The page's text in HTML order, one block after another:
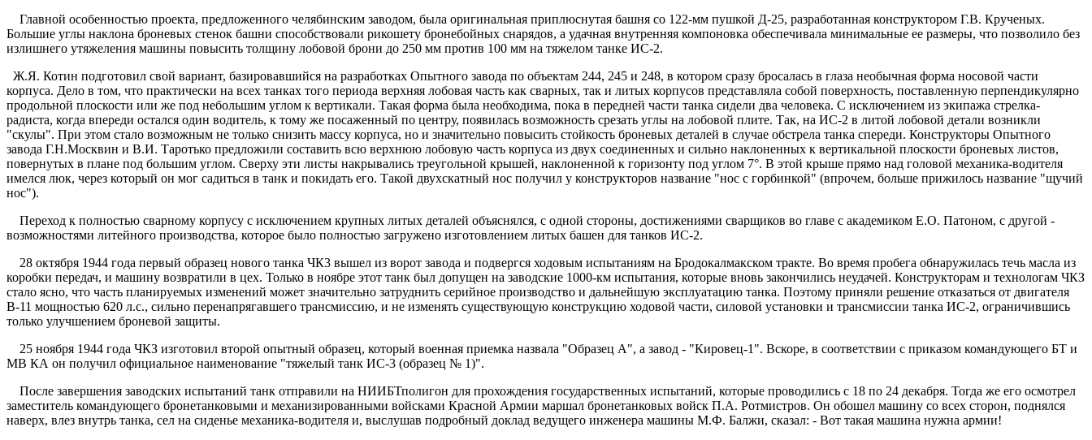
Главной особенностью проекта, предложенного челябинским заводом, была оригинальная приплюснутая башня со 122-мм пушкой Д-25, разработанная конструктором Г.В. Крученых.
Большие углы наклона броневых стенок башни способствовали рикошету бронебойных снарядов, а удачная внутренняя компоновка обеспечивала минимальные ее размеры, что позволило без
излишнего утяжеления машины повысить толщину лобовой брони до 250 мм против 100 мм на тяжелом танке ИС-2.
Ж.Я. Котин подготовил свой вариант, базировавшийся на разработках Опытного завода по объектам 244, 245 и 248, в котором сразу бросалась в глаза необычная форма носовой части
корпуса. Дело в том, что практически на всех танках того периода верхняя лобовая часть как сварных, так и литых корпусов представляла собой поверхность, поставленную перпендикулярно
продольной плоскости или же под небольшим углом к вертикали. Такая форма была необходима, пока в передней части танка сидели два человека. С исключением из экипажа стрелка-
радиста, когда впереди остался один водитель, к тому же посаженный по центру, появилась возможность срезать углы на лобовой плите. Так, на ИС-2 в литой лобовой детали возникли
"скулы". При этом стало возможным не только снизить массу корпуса, но и значительно повысить стойкость броневых деталей в случае обстрела танка спереди. Конструкторы Опытного
завода Г.Н.Москвин и В.И. Таротько предложили составить всю верхнюю лобовую часть корпуса из двух соединенных и сильно наклоненных к вертикальной плоскости броневых листов,
повернутых в плане под большим углом. Сверху эти листы накрывались треугольной крышей, наклоненной к горизонту под углом 7°. В этой крыше прямо над головой механика-водителя
имелся люк, через который он мог садиться в танк и покидать его. Такой двухскатный нос получил у конструкторов название "нос с горбинкой" (впрочем, больше прижилось название "щучий
нос").
Переход к полностью сварному корпусу с исключением крупных литых деталей объяснялся, с одной стороны, достижениями сварщиков во главе с академиком Е.О. Патоном, с другой -
возможностями литейного производства, которое было полностью загружено изготовлением литых башен для танков ИС-2.
28 октября 1944 года первый образец нового танка ЧК3 вышел из ворот завода и подвергся ходовым испытаниям на Бродокалмакском тракте. Во время пробега обнаружилась течь масла из
коробки передач, и машину возвратили в цех. Только в ноябре этот танк был допущен на заводские 1000-км испытания, которые вновь закончились неудачей. Конструкторам и технологам ЧКЗ
стало ясно, что часть планируемых изменений может значительно затруднить серийное производство и дальнейшую эксплуатацию танка. Поэтому приняли решение отказаться от двигателя
В-11 мощностью 620 л.с., сильно перенапрягавшего трансмиссию, и не изменять существующую конструкцию ходовой части, силовой установки и трансмиссии танка ИС-2, ограничившись
только улучшением броневой защиты.
25 ноября 1944 года ЧКЗ изготовил второй опытный образец, который военная приемка назвала "Образец А", а завод - "Кировец-1". Вскоре, в соответствии с приказом командующего БТ и
MB КА он получил официальное наименование "тяжелый танк ИС-3 (образец № 1)".
После завершения заводских испытаний танк отправили на НИИБТполигон для прохождения государственных испытаний, которые проводились с 18 по 24 декабря. Тогда же его осмотрел
заместитель командующего бронетанковыми и механизированными войсками Красной Армии маршал бронетанковых войск П.А. Ротмистров. Он обошел машину со всех сторон, поднялся
наверх, влез внутрь танка, сел на сиденье механика-водителя и, выслушав подробный доклад ведущего инженера машины М.Ф. Балжи, сказал: - Вот такая машина нужна армии!